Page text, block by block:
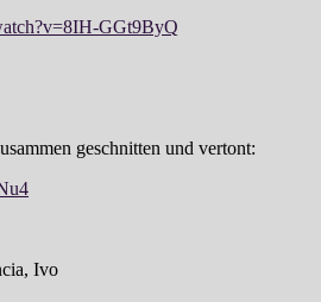
GGt9ByQ
geschnitten und vertont:
Ivo